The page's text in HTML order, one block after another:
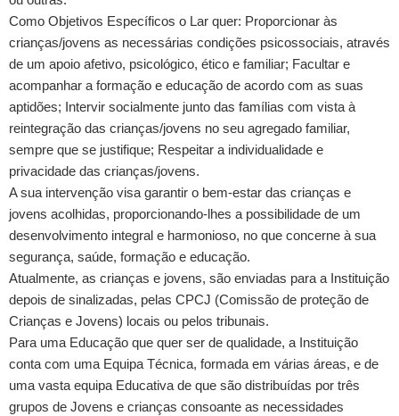
Como Objetivos Específicos o Lar quer: Proporcionar às
crianças/jovens as necessárias condições psicossociais, através
de um apoio afetivo, psicológico, ético e familiar; Facultar e
acompanhar a formação e educação de acordo com as suas
aptidões; Intervir socialmente junto das famílias com vista à
reintegração das crianças/jovens no seu agregado familiar,
sempre que se justifique; Respeitar a individualidade e
privacidade das crianças/jovens.
A sua intervenção visa garantir o bem-estar das crianças e
jovens acolhidas, proporcionando-lhes a possibilidade de um
desenvolvimento integral e harmonioso, no que concerne à sua
segurança, saúde, formação e educação.
Atualmente, as crianças e jovens, são enviadas para a Instituição
depois de sinalizadas, pelas CPCJ (Comissão de proteção de
Crianças e Jovens) locais ou pelos tribunais.
Para uma Educação que quer ser de qualidade, a Instituição
conta com uma Equipa Técnica, formada em várias áreas, e de
uma vasta equipa Educativa de que são distribuídas por três
grupos de Jovens e crianças consoante as necessidades